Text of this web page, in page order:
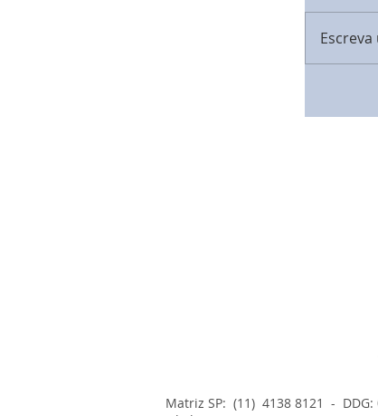
Matriz SP: (11) 4138 8121 - DDG: